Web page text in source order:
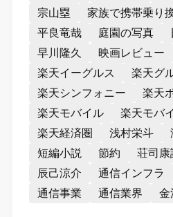
宗山塁
家族で携帯乗り
平良竜哉
庭園の写真
早川隆久
映画レビュー
楽天イーグルス
楽天グ
楽天シンフォニー
楽天
楽天モバイル
楽天モバ
楽天経済圏
浅村栄斗
短編小説
節約 荘司康
辰己涼介
通信インフラ
通信事業
通信業界 金